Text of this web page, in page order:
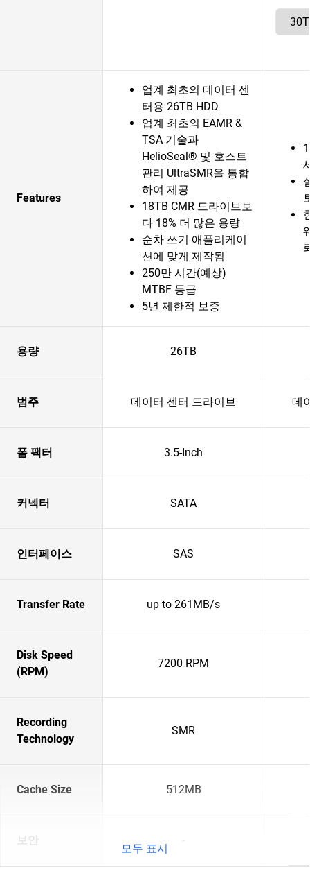
Features
업계 최초의 데이터 센
터용 26TB HDD
업계 최초의 EAMR &
TSA 기술과
HelioSeal® 및 호스트
관리 UltraSMR을 통합
하여 제공
18TB CMR 드라이브보
다 18% 더 많은 용량
순차 쓰기 애플리케이
션에 맞게 제작됨
250만 시간(예상)
MTBF 등급
5년 제한적 보증
용량 26TB
범주 데이터 센터 드라이브 데
폼 팩터 3.5-Inch
커넥터 SATA
인터페이스 SAS
Transfer Rate up to 261MB/s
Disk Speed
(RPM)
7200 RPM
Recording
Technology
SMR
Cache Size 512MB
보안 -
모두 표시